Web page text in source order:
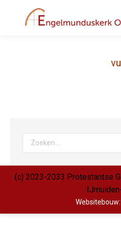
Search:
(c) 2023-2033 Protestantse
Websitebouw: